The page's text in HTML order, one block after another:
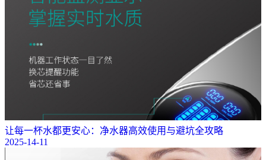
让每一杯水都更安心：净水器高效使用与避坑全攻略
2025-14-11